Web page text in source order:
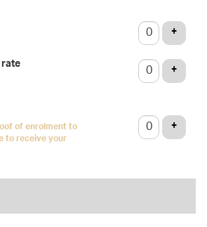
+ADD
+ADD
of enrolment to
to receive your
+ADD